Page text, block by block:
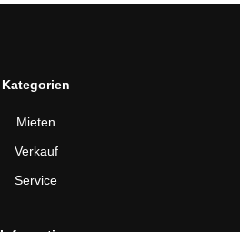
Kategorien
Mieten
Verkauf
Service